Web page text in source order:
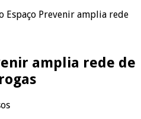
Espaço Prevenir amplia rede
amplia rede de